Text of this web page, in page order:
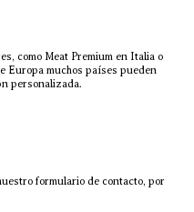
como Meat Premium en Italia o
Europa muchos países pueden
personalizada.
formulario de contacto, por